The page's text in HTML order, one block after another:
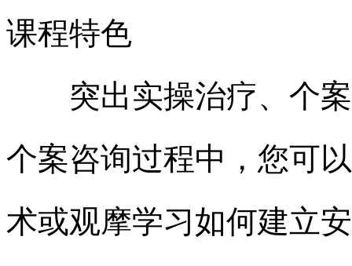
课程特色
突出实操治疗、个案
个案咨询过程中，您可
术或观摩学习如何建立